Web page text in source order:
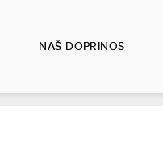
NAŠ DOPRINOS